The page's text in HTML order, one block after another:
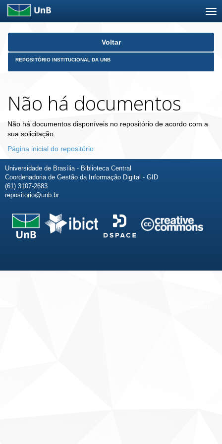
Skip
Voltar
REPOSITÓRIO INSTITUCIONAL DA UNB
Não há documentos
Não há documentos disponíveis no repositório de acordo com a
sua solicitação.
Página inicial do repositório
Universidade de Brasília - Biblioteca Central
Coordenadoria de Gestão da Informação Digital - GID
(61) 3107-2683
repositorio@unb.br